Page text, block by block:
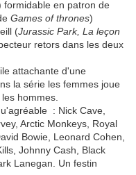
formidable en patron de
Games of thrones)
(Jurassic Park, La leçon
retors dans les deux
attachante d'une
la série les femmes joue
hommes.
: Nick Cave,
Arctic Monkeys, Royal
Bowie, Leonard Cohen,
Johnny Cash, Black
Lanegan. Un festin